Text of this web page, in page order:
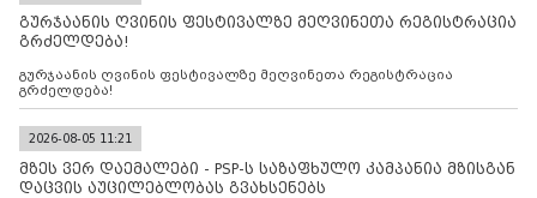
გურჯაანის ღვინის ფესტივალზე მეღვინეთა რეგისტრაცია
გრძელდება!
გურჯაანის ღვინის ფესტივალზე მეღვინეთა რეგისტრაცია
გრძელდება!
2026-08-05 11:21
მზეს ვერ დაემალები - PSP-ს საზაფხულო კამპანია მზისგან
დაცვის აუცილებლობას გვახსენებს